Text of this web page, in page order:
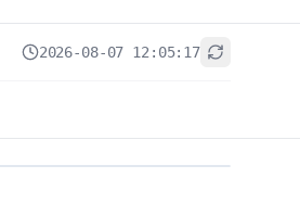
2026-08-07 12:05:17